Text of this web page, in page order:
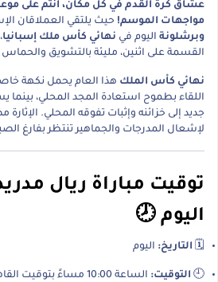
عشاق كرة القدم في كل مكان، أنتم على
مواجهات الموسم! حيث يلتقي العملاقان
وبرشلونة اليوم في نهائي كأس ملك إسبانيا
القسمة على اثنين، مليئة بالتشويق والحماس
نهائي كأس الملك هذا العام يحمل نكهة
اللقاء بطموح استعادة المجد المحلي، بينما
جديد إلى خزائنه وإثبات تفوقه المحلي.
لإشعال المدرجات والجماهير تنتظر بفارغ
توقيت مباراة ريال
اليوم 🕗
🗓️ التاريخ: اليوم
🕘 التوقيت: